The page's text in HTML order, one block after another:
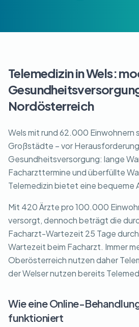
Telemedizin in Wels:
Nordösterreich
Wels mit rund 62.000 Einwohnern
Großstädte – vor
Gesundheitsversorgung: lange
Facharzttermine und überfüllte
Telemedizin bietet eine bequeme
Mit 420 Ärzte pro 100.000
versorgt, dennoch beträgt die
Facharzt-Wartezeit 25 Tage
Wartezeit beim Facharzt. Immer
Oberösterreich nutzen daher
der Welser nutzen bereits
Wie eine Online-
funktioniert